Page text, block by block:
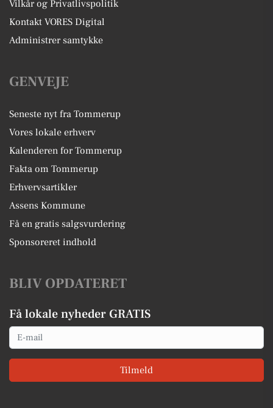
Vilkår og Privatlivspolitik
Kontakt VORES Digital
Administrer samtykke
GENVEJE
Seneste nyt fra Tommerup
Vores lokale erhverv
Kalenderen for Tommerup
Fakta om Tommerup
Erhvervsartikler
Assens Kommune
Få en gratis salgsvurdering
Sponsoreret indhold
BLIV OPDATERET
Få lokale nyheder GRATIS
Email
Tilmeld